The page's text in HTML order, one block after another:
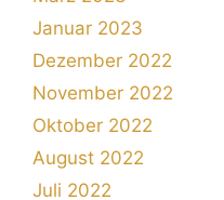
Januar 2023
Dezember 2022
November 2022
Oktober 2022
August 2022
Juli 2022